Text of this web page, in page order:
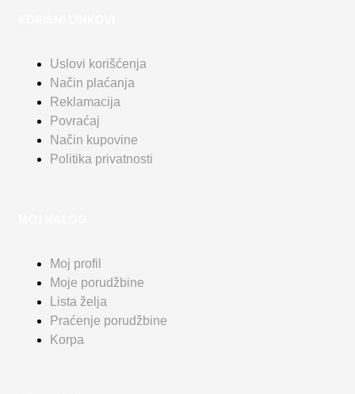
Uslovi korišćenja
Način plaćanja
Reklamacija
Povraćaj
Način kupovine
Politika privatnosti
Moj profil
Moje porudžbine
Lista želja
Praćenje porudžbine
Korpa